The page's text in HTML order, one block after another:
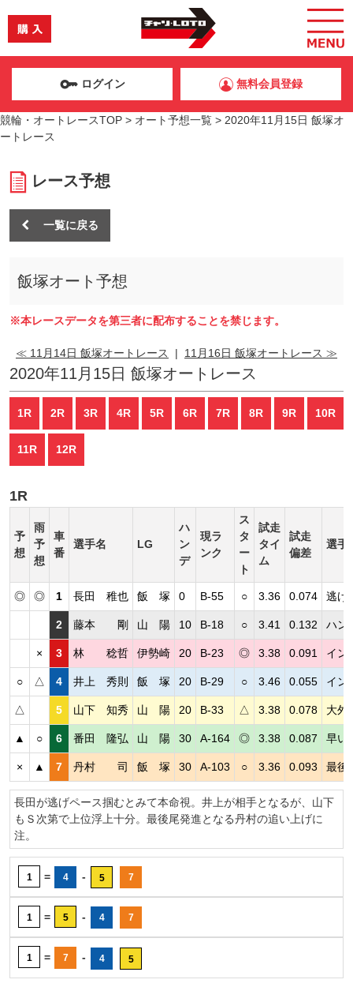
ログイン 無料会員登録
競輪・オートレースTOP > オート予想一覧 > 2020年11月15日 飯塚オ
ートレース
レース予想
一覧に戻る
飯塚オート予想
※本レースデータを第三者に配布することを禁じます。
≪ 11月14日 飯塚オートレース | 11月16日 飯塚オートレース ≫
2020年11月15日 飯塚オートレース
1R 2R 3R 4R 5R 6R 7R 8R 9R 10R
11R 12R
1R
予
想
雨
予
想
車
番
選手名 LG
ハ
ン
デ
現ラ
ンク
ス
タ
ー
ト
試走
タイ
ム
試走
偏差
選手
◎ ◎ 1 長田 稚也 飯 塚 0 B-55 ○ 3.36 0.074 逃げ
2 藤本 剛 山 陽 10 B-18 ○ 3.41 0.132 ハン
× 3 林 稔哲 伊勢崎 20 B-23 ◎ 3.38 0.091 イン
○ △ 4 井上 秀則 飯 塚 20 B-29 ○ 3.46 0.055 イン
△ 5 山下 知秀 山 陽 20 B-33 △ 3.38 0.078 大外
▲ ○ 6 番田 隆弘 山 陽 30 A-164 ◎ 3.38 0.087 早い
× ▲ 7 丹村 司 飯 塚 30 A-103 ○ 3.36 0.093 最後
長田が逃げペース掴むとみて本命視。井上が相手となるが、山下
もＳ次第で上位浮上十分。最後尾発進となる丹村の追い上げに
注。
1 = 4 - 5 7
1 = 5 - 4 7
1 = 7 - 4 5